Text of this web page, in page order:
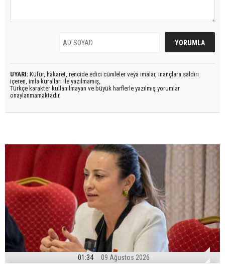
UYARI: Küfür, hakaret, rencide edici cümleler veya imalar, inançlara saldırı
içeren, imla kuralları ile yazılmamış,
Türkçe karakter kullanılmayan ve büyük harflerle yazılmış yorumlar
onaylanmamaktadır.
01:34 09 Ağustos 2026